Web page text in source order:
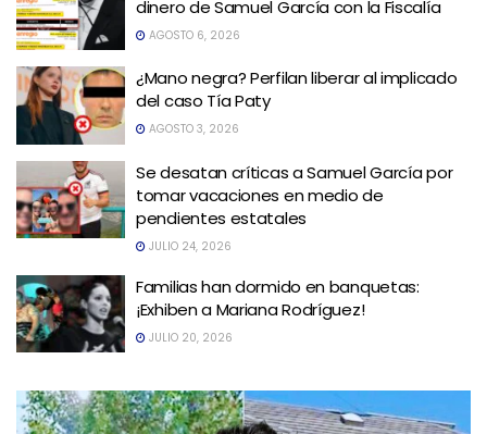
dinero de Samuel García con la Fiscalía
AGOSTO 6, 2026
¿Mano negra? Perfilan liberar al implicado
del caso Tía Paty
AGOSTO 3, 2026
Se desatan críticas a Samuel García por
tomar vacaciones en medio de
pendientes estatales
JULIO 24, 2026
Familias han dormido en banquetas:
¡Exhiben a Mariana Rodríguez!
JULIO 20, 2026